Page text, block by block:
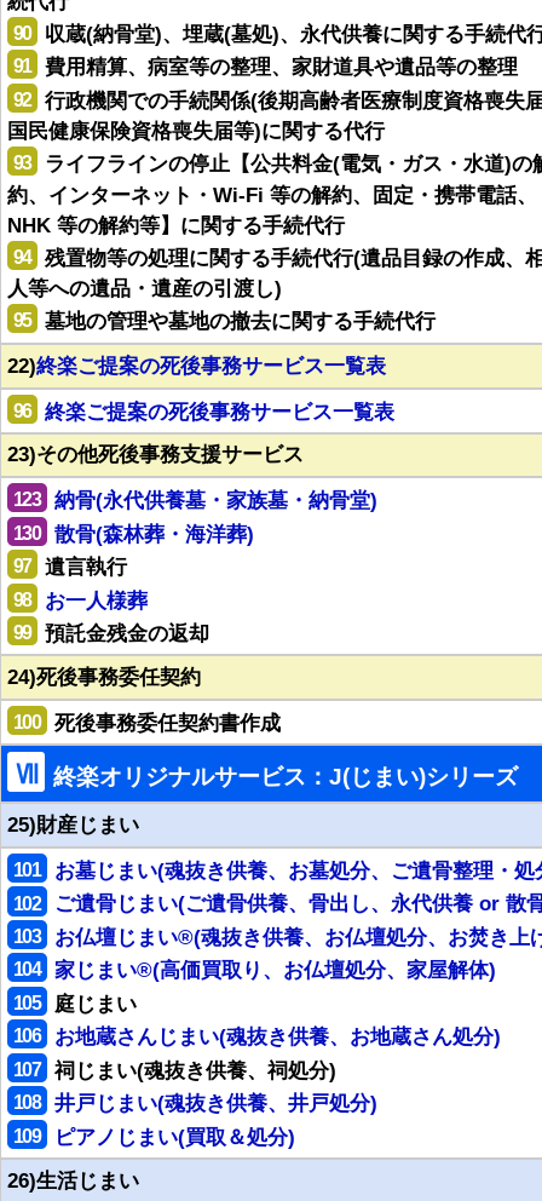
90 収蔵(納骨堂)、埋蔵(墓処)、永代供養に関する手続代
91 費用精算、病室等の整理、家財道具や遺品等の整理
92
行政機関での手続関係(後期高齢者医療制度資格喪失
国民健康保険資格喪失届等)に関する代行
93
ライフラインの停止【公共料金(電気・ガス・水道)の
約、インターネット・Wi-Fi 等の解約、固定・携帯電話、
NHK 等の解約等】に関する手続代行
94
残置物等の処理に関する手続代行(遺品目録の作成、
人等への遺品・遺産の引渡し)
95
墓地の管理や墓地の撤去に関する手続代行
22)終楽ご提案の死後事務サービス一覧表
96
終楽ご提案の死後事務サービス一覧表
23)その他死後事務支援サービス
123 納骨(永代供養墓・家族墓・納骨堂)
130 散骨(森林葬・海洋葬)
97 遺言執行
98 お一人様葬
99
預託金残金の返却
24)死後事務委任契約
100 死後事務委任契約書作成
Ⅶ 終楽オリジナルサービス：J(じまい)シリーズ
25)財産じまい
101 お墓じまい(魂抜き供養、お墓処分、ご遺骨整理・処
102 ご遺骨じまい(ご遺骨供養、骨出し、永代供養 or 散
103 お仏壇じまい®(魂抜き供養、お仏壇処分、お焚き上
104 家じまい®(高価買取り、お仏壇処分、家屋解体)
105 庭じまい
106 お地蔵さんじまい(魂抜き供養、お地蔵さん処分)
107 祠じまい(魂抜き供養、祠処分)
108 井戸じまい(魂抜き供養、井戸処分)
109
ピアノじまい(買取＆処分)
26)生活じまい